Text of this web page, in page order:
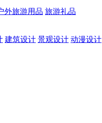
外旅游用品 旅游礼品
建筑设计 景观设计 动漫设计